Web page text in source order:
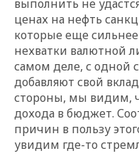
выполнить не
ценах на нефть
которые еще
нехватки валютной
самом деле, с одной
добавляют свой
стороны, мы видим,
дохода в бюджет.
причин в пользу
увидим где-то